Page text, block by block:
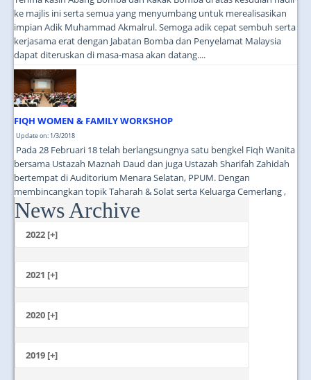
ke majlis ini serta semua yang menyumbang untuk merealisasikan
impian Adik Muhammad Akmalrul. Semoga adik cepat sembuh serta
kerjasama erat dengan Jabatan Bomba dan Penyelamat Malaysia
dapat diteruskan di masa-masa akan datang....
FIQH WOMEN & FAMILY WORKSHOP
Update on: 1/3/2018
Pada 28 Februari 18 telah berlangsungnya satu bengkel Fiqh Wanita
bersama Ustazah Maznah Daud dan juga Ustazah Sharifah Zahidah
bertempat di Auditorium Menara Selatan, PPUM. Dengan
membincangkan topik Taharah & Solat serta Keluarga Cemerlang ,
Kerjaya Gemilang....
News Archive
2022 [+]
2021 [+]
October
July
2020 [+]
January
2019 [+]